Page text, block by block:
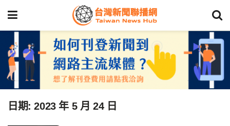
日期:2023 年 5 月 24 日